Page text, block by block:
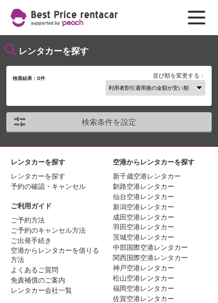
レンタカーを探す
検索結果：0件 並び順を変更する：
検索条件を設定
レンタカーを探す
レンタカーを探す
予約の確認・キャンセル
ご利用ガイド
ご予約方法
ご予約のキャンセル方法
ご出発手続き
空港からレンタカーを借りる
方法
よくあるご質問
免責補償のご案内
レンタカー会社一覧
空港からレンタカーを探す
新千歳空港レンタカー
釧路空港レンタカー
仙台空港レンタカー
新潟空港レンタカー
成田空港レンタカー
羽田空港レンタカー
茨城空港レンタカー
中部国際空港レンタカー
関西国際空港レンタカー
神戸空港レンタカー
松山空港レンタカー
福岡空港レンタカー
佐賀空港レンタカー